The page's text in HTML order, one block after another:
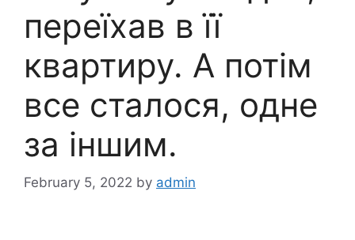
переїхав в її
квартиру. А потім
все сталося, одне
за іншим.
February 5, 2022 by admin